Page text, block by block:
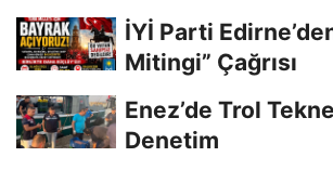
BİLİYORDUNUZ,
UNUTTUNUZ?”
İYİ Parti
Mitingi” Çağrısı
Enez’de Trol
Denetim